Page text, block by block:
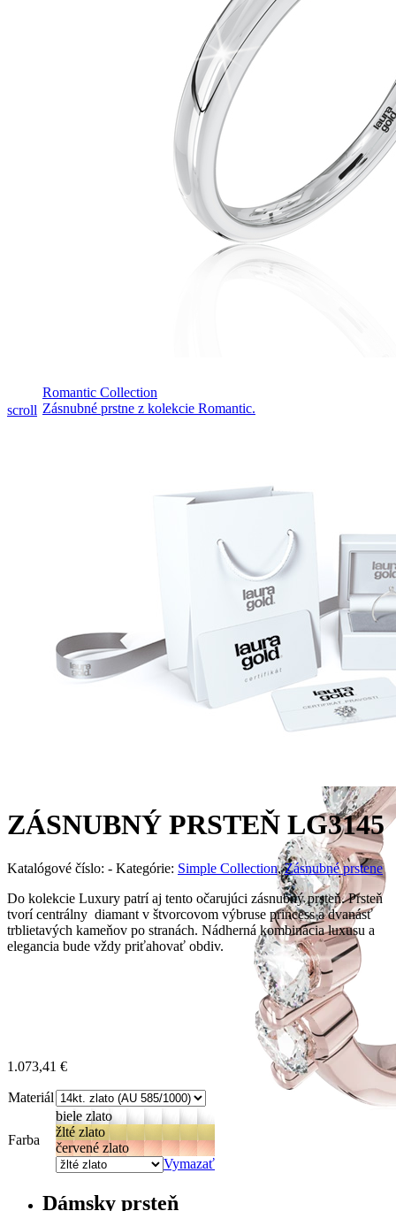
Romantic Collection
Zásnubné prstne z kolekcie Romantic.
Pozrieť video
scroll
ZÁSNUBNÝ PRSTEŇ LG3145
Katalógové číslo: - Kategórie: Simple Collection, Zásnubné prstene
Do kolekcie Luxury patrí aj tento očarujúci zásnubný prsteň. Prsteň
tvorí centrálny diamant v štvorcovom výbruse princess a dvanásť
trblietavých kameňov po stranách. Nádherná kombinácia luxusu a
elegancia bude vždy priťahovať obdiv.
1.073,41 €
Materiál
Farba
biele zlato
žlté zlato
červené zlato
Vymazať
Dámsky prsteň